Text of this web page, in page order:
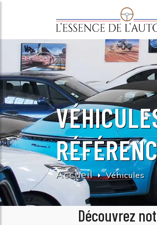
Accueil Véhicules
Découvrez